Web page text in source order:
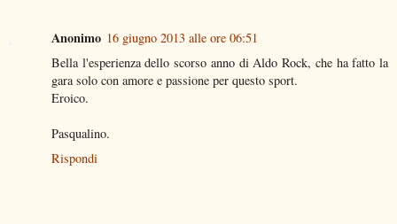
Anonimo 16 giugno 2013 alle ore 06:51
Bella l'esperienza dello scorso anno di Aldo Rock, che ha fatto la
gara solo con amore e passione per questo sport.
Eroico.
Pasqualino.
Rispondi